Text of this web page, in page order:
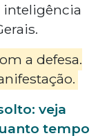
inteligência
a defesa.
veja
tempo